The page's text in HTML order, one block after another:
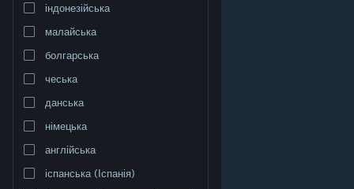
індонезійська
малайська
болгарська
чеська
данська
німецька
англійська
іспанська (Іспанія)